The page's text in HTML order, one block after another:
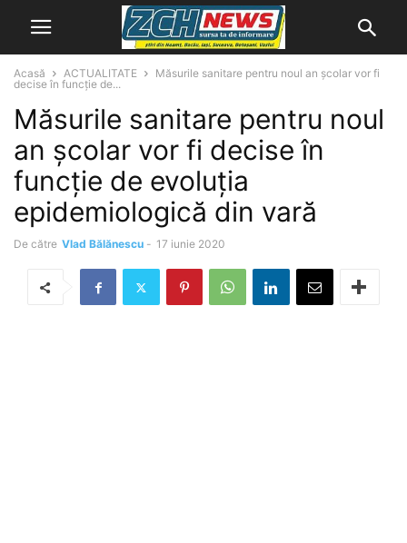
Acasă ACTUALITATE
Măsurile sanitare pentru noul an şcolar vor fi
decise în funcție de...
Măsurile sanitare pentru noul
an şcolar vor fi decise în
funcție de evoluția
epidemiologică din vară
De către Vlad Bălănescu - 17 iunie 2020